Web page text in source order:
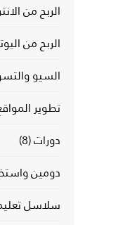
الربح من
الربح من
السيو
تطوير
دورات(8)
دومين
سلاسل